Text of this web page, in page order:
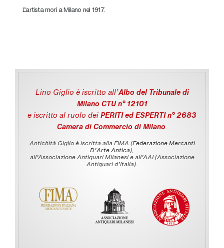
L’artista morì a Milano nel 1917.
Lino Giglio è iscritto all'Albo del Tribunale di
Milano CTU n° 12101
e iscritto al ruolo dei PERITI ed ESPERTI n° 2683
Camera di Commercio di Milano.
Antichità Giglio è iscritta alla FIMA (Federazione Mercanti
D'Arte Antica),
all’Associazione Antiquari Milanesi e all’AAI (Associazione
Antiquari d’Italia).